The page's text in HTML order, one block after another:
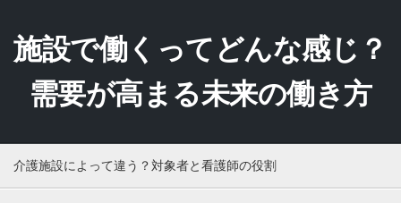
content
施設で働くってどんな感じ？
需要が高まる未来の働き方
介護施設によって違う？対象者と看護師の役割